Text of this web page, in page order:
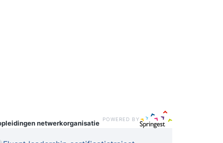
netwerkorganisatie POWERED BY